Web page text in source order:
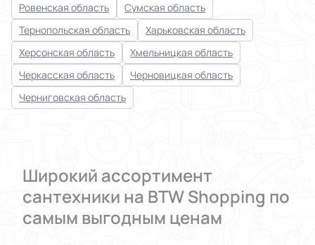
Ровенская область
Сумская область
Тернопольская область
Харьковская область
Херсонская область
Хмельницкая область
Черкасская область
Черновицкая область
Черниговская область
Широкий ассортимент
сантехники на BTW Shopping по
самым выгодным ценам